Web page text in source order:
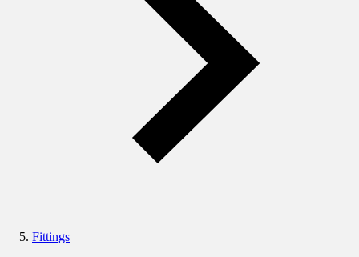
Fittings